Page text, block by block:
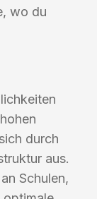
wo du
durch
aus.
Schulen,